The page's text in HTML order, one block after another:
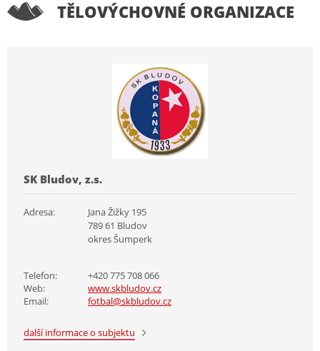
TĚLOVÝCHOVNÉ ORGANIZACE
SK Bludov, z.s.
Adresa:
Jana Žižky 195
789 61 Bludov
okres Šumperk
Telefon:
+420 775 708 066
Web:
www.skbludov.cz
Email:
fotbal@skbludov.cz
další informace o subjektu